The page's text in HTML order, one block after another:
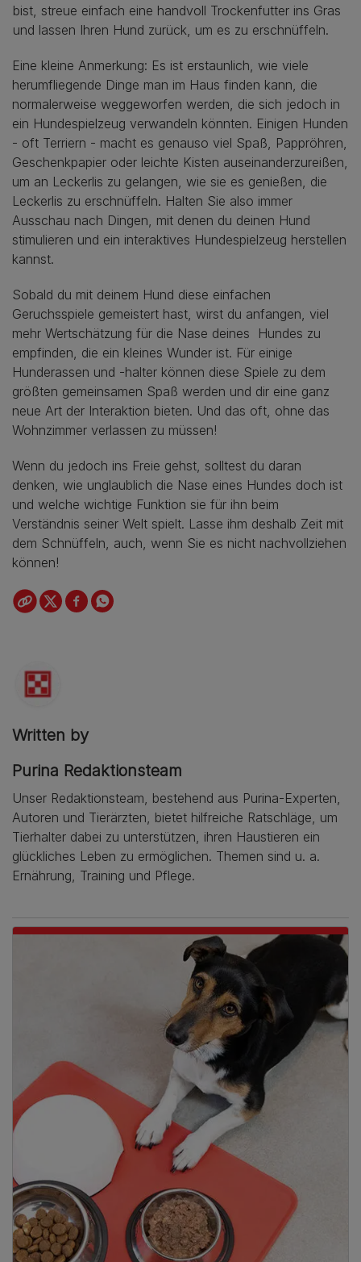
bist, streue einfach eine handvoll Trockenfutter ins Gras
und lassen Ihren Hund zurück, um es zu erschnüffeln.
Eine kleine Anmerkung: Es ist erstaunlich, wie viele
herumfliegende Dinge man im Haus finden kann, die
normalerweise weggeworfen werden, die sich jedoch in
ein Hundespielzeug verwandeln könnten. Einigen Hunden
- oft Terriern - macht es genauso viel Spaß, Pappröhren,
Geschenkpapier oder leichte Kisten auseinanderzureißen,
um an Leckerlis zu gelangen, wie sie es genießen, die
Leckerlis zu erschnüffeln. Halten Sie also immer
Ausschau nach Dingen, mit denen du deinen Hund
stimulieren und ein interaktives Hundespielzeug herstellen
kannst.
Sobald du mit deinem Hund diese einfachen
Geruchsspiele gemeistert hast, wirst du anfangen, viel
mehr Wertschätzung für die Nase deines Hundes zu
empfinden, die ein kleines Wunder ist. Für einige
Hunderassen und -halter können diese Spiele zu dem
größten gemeinsamen Spaß werden und dir eine ganz
neue Art der Interaktion bieten. Und das oft, ohne das
Wohnzimmer verlassen zu müssen!
Wenn du jedoch ins Freie gehst, solltest du daran
denken, wie unglaublich die Nase eines Hundes doch ist
und welche wichtige Funktion sie für ihn beim
Verständnis seiner Welt spielt. Lasse ihm deshalb Zeit mit
dem Schnüffeln, auch, wenn Sie es nicht nachvollziehen
können!
Written by
Purina Redaktionsteam
Unser Redaktionsteam, bestehend aus Purina-Experten,
Autoren und Tierärzten, bietet hilfreiche Ratschläge, um
Tierhalter dabei zu unterstützen, ihren Haustieren ein
glückliches Leben zu ermöglichen. Themen sind u. a.
Ernährung, Training und Pflege.